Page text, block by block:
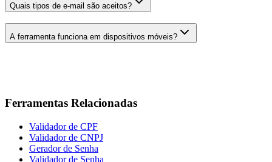
Quais tipos de e-mail são aceitos?
A ferramenta funciona em dispositivos móveis?
Ferramentas Relacionadas
Validador de CPF
Validador de CNPJ
Gerador de Senha
Validador de Senha